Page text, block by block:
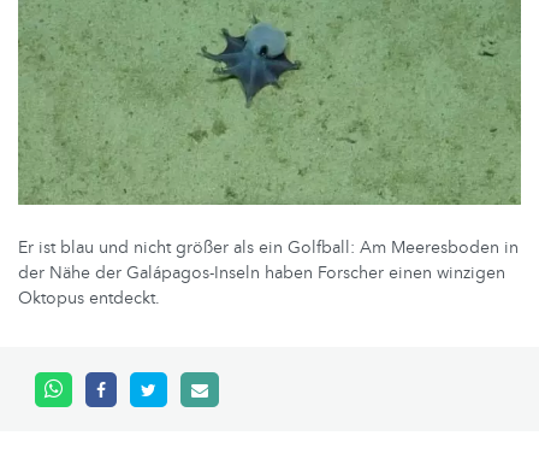
Er ist blau und nicht größer als ein Golfball: Am Meeresboden in
der Nähe der Galápagos-Inseln haben Forscher einen winzigen
Oktopus entdeckt.